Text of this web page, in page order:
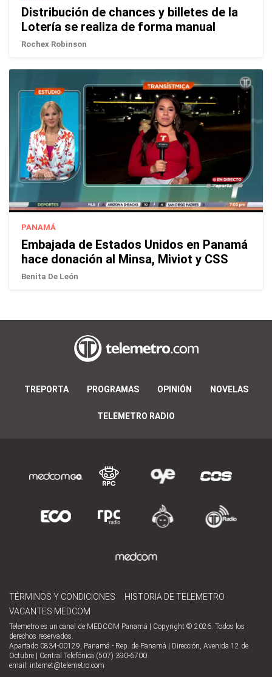
Distribución de chances y billetes de la
Lotería se realiza de forma manual
Rochex Robinson
PANAMÁ
Embajada de Estados Unidos en Panamá
hace donación al Minsa, Miviot y CSS
Benita De León
TREPORTA PROGRAMAS OPINIÓN NOVELAS
TELEMETRO RADIO
TÉRMINOS Y CONDICIONES
HISTORIA DE TELEMETRO
VACANTES MEDCOM
Telemetro es un canal de MEDCOM Panamá | Copyright © 2026. Todos los
derechos reservados.
Apartado 0834-00129, Panamá - Rep. de Panamá | Dirección, Avenida 12 de
Octubre | Central Telefónica (507) 390-6700
email: internet@telemetro.com